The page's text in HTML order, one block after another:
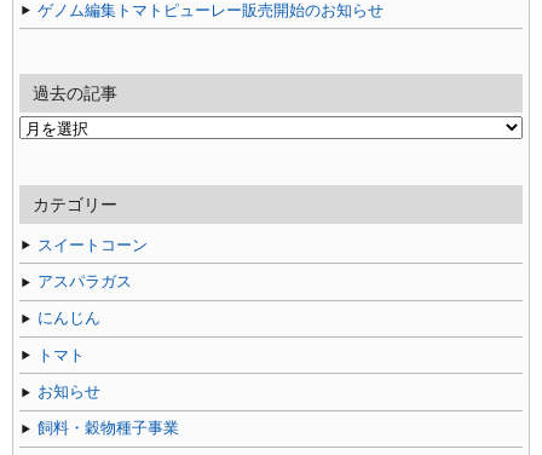
ゲノム編集トマトピューレー販売開始のお知らせ
過去の記事
過
記
事
カテゴリー
スイートコーン
アスパラガス
にんじん
トマト
お知らせ
飼料・穀物種子事業